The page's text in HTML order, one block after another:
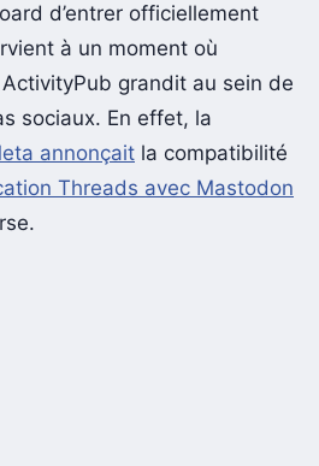
d’entrer officiellement
à un moment où
ActivityPub grandit au sein de
sociaux. En effet, la
annonçait la compatibilité
Threads avec Mastodon